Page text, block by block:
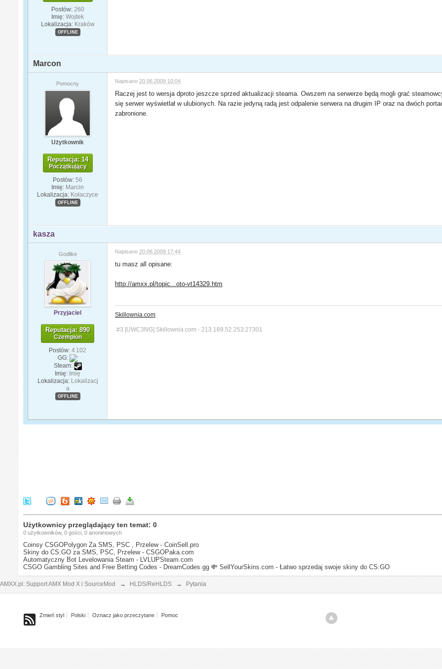
Postów: 260
Imię: Wojtek
Lokalizacja: Kraków
OFFLINE
Marcon
Pomocny
Użytkownik
Reputacja: 14
Początkujący
Postów: 56
Imię: Marcin
Lokalizacja: Kołaczyce
OFFLINE
Napisano 20.06.2009 10:04
Raczej jest to wersja dproto jeszcze sprzed aktualizacji steama. Owszem na serwerze będą mogli grać
się serwer wyświetlał w ulubionych. Na razie jedyną radą jest odpalenie serwera na drugim IP oraz na dwóch
zabronione.
kasza
Godlike
Przyjaciel
Reputacja: 890
Czempion
Postów: 4 102
GG:
Steam:
Imię: Imię
Lokalizacja: Lokalizacj
a
OFFLINE
Napisano 20.06.2009 17:44
tu masz all opisane:
http://amxx.pl/topic...oto-vt14329.htm
Skillownia.com
#3 [UWC3NG] Skillownia.com - 213.189.52.253:27301
Użytkownicy przeglądający ten temat: 0
0 użytkowników, 0 gości, 0 anonimowych
Coinsy CSGOPolygon Za SMS, PSC , Przelew - CoinSell.pro
Skiny do CS:GO za SMS, PSC, Przelew - CSGOPaka.com
Automatyczny Bot Levelowania Steam - LVLUPSteam.com
CSGO Gambling Sites and Free Betting Codes - DreamCodes.gg 💸 SellYourSkins.com - Łatwo sprzedaj swoje skiny do CS:GO
AMXX.pl: Support AMX Mod X i SourceMod → HLDS/ReHLDS → Pytania
Zmień styl Polski Oznacz jako przeczytane Pomoc